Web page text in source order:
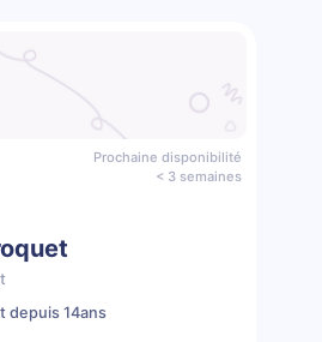
Prochaine disponibilité
< 3 semaines
depuis 14ans